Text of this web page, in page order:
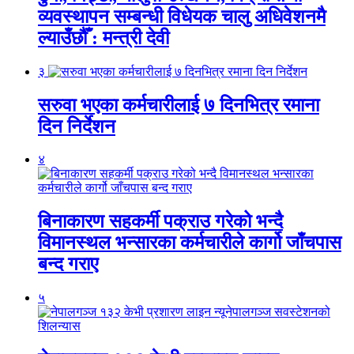
व्यवस्थापन सम्बन्धी विधेयक चालु अधिवेशनमै
ल्याउँछौँ : मन्त्री देवी
३
सरुवा भएका कर्मचारीलाई ७ दिनभित्र रमाना
दिन निर्देशन
४
बिनाकारण सहकर्मी पक्राउ गरेको भन्दै
विमानस्थल भन्सारका कर्मचारीले कार्गो जाँचपास
बन्द गराए
५